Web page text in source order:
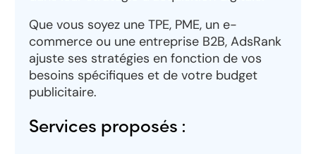
Que vous soyez une TPE, PME, un e-
commerce ou une entreprise B2B, AdsRank
ajuste ses stratégies en fonction de vos
besoins spécifiques et de votre budget
publicitaire.
Services proposés :